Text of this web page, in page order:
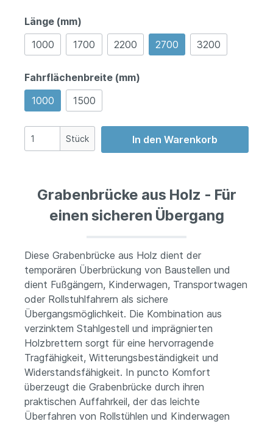
Länge (mm)
1000
1700 2200 2700 3200
Fahrflächenbreite (mm)
1000
1500
Stück In den Warenkorb
Grabenbrücke aus Holz - Für
einen sicheren Übergang
Diese Grabenbrücke aus Holz dient der
temporären Überbrückung von Baustellen und
dient Fußgängern, Kinderwagen, Transportwagen
oder Rollstuhlfahrern als sichere
Übergangsmöglichkeit. Die Kombination aus
verzinktem Stahlgestell und imprägnierten
Holzbrettern sorgt für eine hervorragende
Tragfähigkeit, Witterungsbeständigkeit und
Widerstandsfähigkeit. In puncto Komfort
überzeugt die Grabenbrücke durch ihren
praktischen Auffahrkeil, der das leichte
Überfahren von Rollstühlen und Kinderwagen